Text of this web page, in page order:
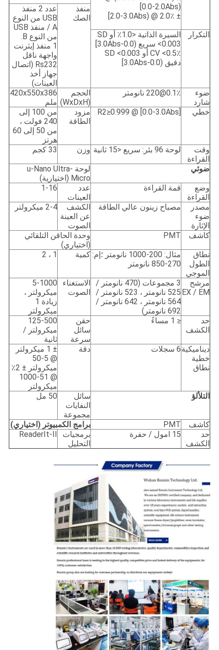
(0.0-2.0Abs]
± 2.0٪ @ (2.0-3.0Abs]
منفذ
الصك
عدد 2 منفذ
USB من النوع
A / منفذ USB
من النوع B.
1 منفذ إيثرنت
واجهة ناقل
Rs232 (اتصال
جهاز أخذ
العينات)
التكرار
السيرة الذاتية <1.0٪ أو SD
<0.003 سريع (0.0-3.0Abs]
CV <0.5٪ أو SD <0.003
دقيق (0.0-3.0Abs]
ضوء
شارد
0.1٪@220 نانومتر
الحجم
(WxDxH)
420x550x386
ملم
خطي
R2≥0.999 @ [0.0-3.0Abs]
مزود
الطاقة
من 100 إلى
240 فولت ،
من 50 إلى 60
هرتز
وقت
القراءة
لوحة 96 بئر: سريع <15 ثانية وزن 33 كجم
ضوئي
لوحة u-Nano Ultra-
Micro (اختيارية)
وضع
القراءة
قمة القراءة
عدد
العينات
1-16
مصدر
ضوء
الإثارة
مصباح زينون عالي الطاقة
الكشف
عن العينة
الصوت
2-4 ميكرولتر
كاشف PMT
وحدة الحاقن التلقائي
(اختياري)
نطاق
الطول
الموجي
مثال: 200-1000 نانومتر ؛إم:
270-850 نانومتر
كمية 1 ، 2
مرشح
EX / EM
3 مجموعات (470 نانومتر /
525 نانومتر ، 523 نانومتر /
564 نانومتر ، 642 نانومتر /
692 نانومتر)
الاستغناء
الصوت
5-1000
ميكرولتر ،
زيادة 1
ميكرولتر
حد
الكشف
≤ 1 مساءً
حقن
سائل
سرعة
125-500
ميكرولتر /
ثانية
ديناميكية
خطية
نطاق
6 سجلات دقة
± 1 ميكرولتر
@ 5-50
ميكرولتر ± 2٪
@ 51-1000
ميكرولتر
التلألؤ
سائل
النفايات
مجموعة
50 مل
كاشف PMT
برامج الكمبيوتر (اختياري)
حد
الكشف
15 امول / حفرة
برمجيات
التحليل
ReaderIt-II